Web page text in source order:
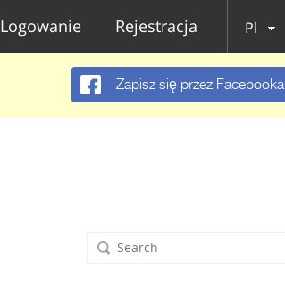
Logowanie Rejestracja Pl
Zapisz się przez Facebooka